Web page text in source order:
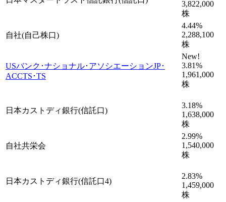
3,822,000
株
自社(自己株口)
4.44%
2,288,100
株
USバンク･ナショナル･アソシエーションJP･
ACCTS･TS
New!
3.81%
1,961,000
株
日本カストディ銀行(信託口)
3.18%
1,638,000
株
自社共栄会
2.99%
1,540,000
株
日本カストディ銀行(信託口4)
2.83%
1,459,000
株